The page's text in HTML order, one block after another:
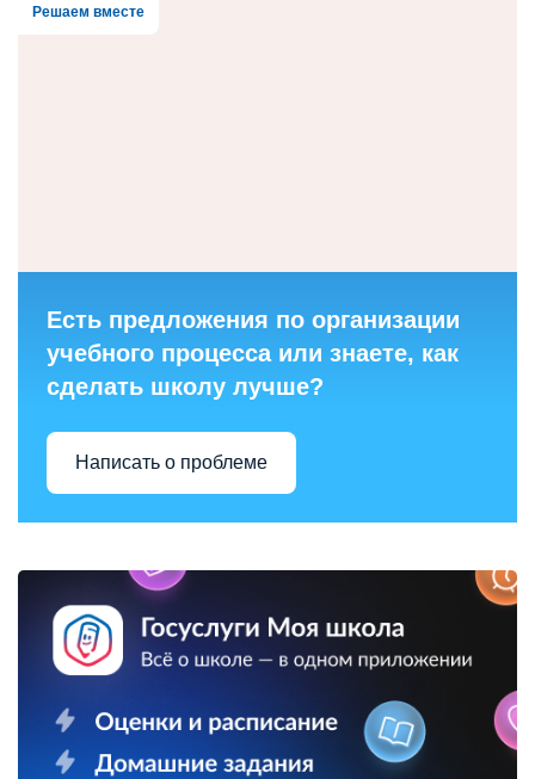
Решаем вместе
Есть предложения по организации
учебного процесса или знаете, как
сделать школу лучше?
Написать о проблеме